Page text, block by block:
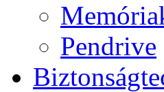
Pendrive